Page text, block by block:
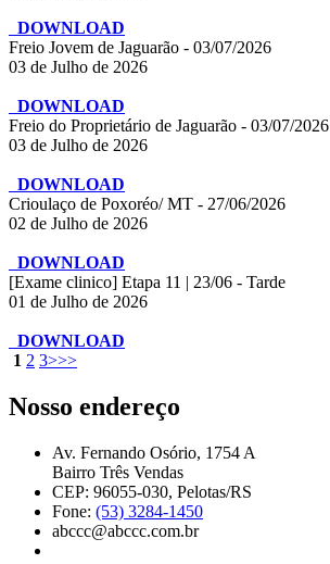
DOWNLOAD
Freio Jovem de Jaguarão - 03/07/2026
03 de Julho de 2026
DOWNLOAD
Freio do Proprietário de Jaguarão - 03/07/2026
03 de Julho de 2026
DOWNLOAD
Crioulaço de Poxoréo/ MT - 27/06/2026
02 de Julho de 2026
DOWNLOAD
[Exame clinico] Etapa 11 | 23/06 - Tarde
01 de Julho de 2026
DOWNLOAD
1 2 3>>>
Nosso endereço
Av. Fernando Osório, 1754 A
Bairro Três Vendas
CEP: 96055-030, Pelotas/RS
Fone: (53) 3284-1450
abccc@abccc.com.br